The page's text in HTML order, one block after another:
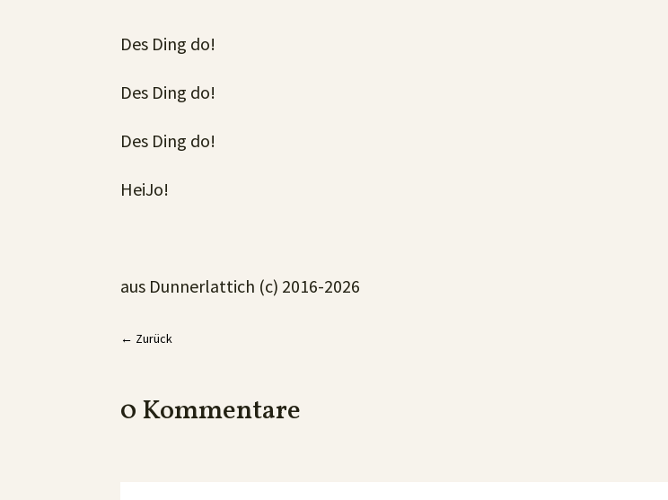
Des Ding do!
Des Ding do!
Des Ding do!
HeiJo!
aus Dunnerlattich (c) 2016-2026
← Zurück
0 Kommentare